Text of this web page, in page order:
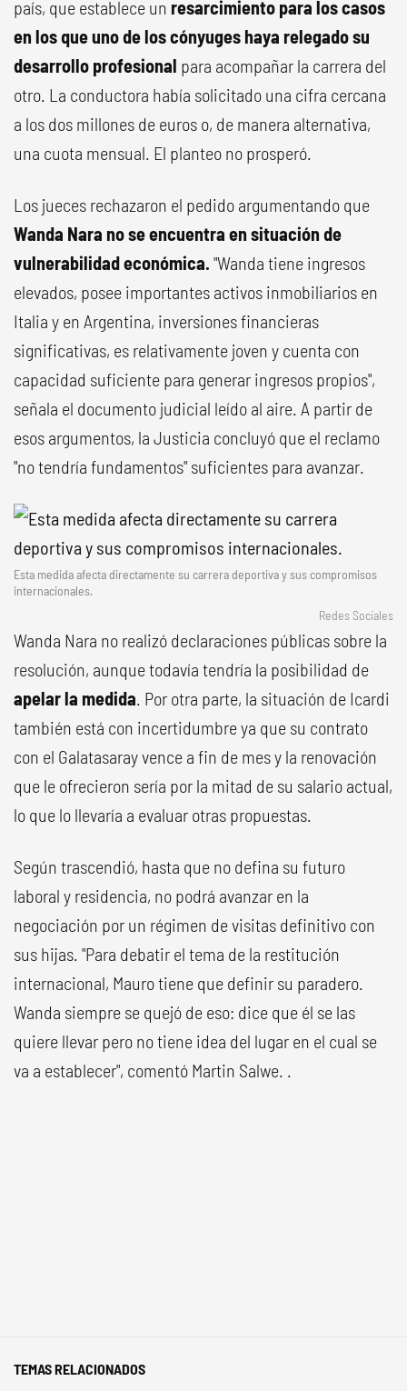
país, que establece un resarcimiento para los casos
en los que uno de los cónyuges haya relegado su
desarrollo profesional para acompañar la carrera del
otro. La conductora había solicitado una cifra cercana
a los dos millones de euros o, de manera alternativa,
una cuota mensual. El planteo no prosperó.
Los jueces rechazaron el pedido argumentando que
Wanda Nara no se encuentra en situación de
vulnerabilidad económica. "Wanda tiene ingresos
elevados, posee importantes activos inmobiliarios en
Italia y en Argentina, inversiones financieras
significativas, es relativamente joven y cuenta con
capacidad suficiente para generar ingresos propios",
señala el documento judicial leído al aire. A partir de
esos argumentos, la Justicia concluyó que el reclamo
"no tendría fundamentos" suficientes para avanzar.
Esta medida afecta directamente su carrera deportiva y sus compromisos
internacionales.
Redes Sociales
Wanda Nara no realizó declaraciones públicas sobre la
resolución, aunque todavía tendría la posibilidad de
apelar la medida. Por otra parte, la situación de Icardi
también está con incertidumbre ya que su contrato
con el Galatasaray vence a fin de mes y la renovación
que le ofrecieron sería por la mitad de su salario actual,
lo que lo llevaría a evaluar otras propuestas.
Según trascendió, hasta que no defina su futuro
laboral y residencia, no podrá avanzar en la
negociación por un régimen de visitas definitivo con
sus hijas. "Para debatir el tema de la restitución
internacional, Mauro tiene que definir su paradero.
Wanda siempre se quejó de eso: dice que él se las
quiere llevar pero no tiene idea del lugar en el cual se
va a establecer", comentó Martin Salwe. .
TEMAS RELACIONADOS